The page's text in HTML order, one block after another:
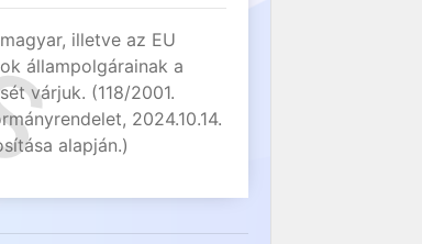
illetve az EU
állampolgárainak a
várjuk. (118/2001.
2024.10.14.
alapján.)